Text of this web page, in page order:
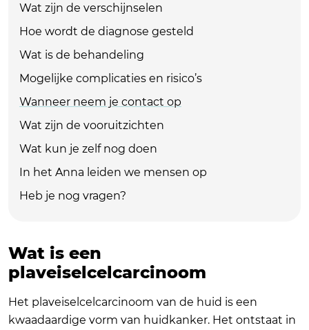
Wat zijn de verschijnselen
Hoe wordt de diagnose gesteld
Wat is de behandeling
Mogelijke complicaties en risico’s
Wanneer neem je contact op
Wat zijn de vooruitzichten
Wat kun je zelf nog doen
In het Anna leiden we mensen op
Heb je nog vragen?
Wat is een
plaveiselcelcarcinoom
Het plaveiselcelcarcinoom van de huid is een
kwaadaardige vorm van huidkanker. Het ontstaat in